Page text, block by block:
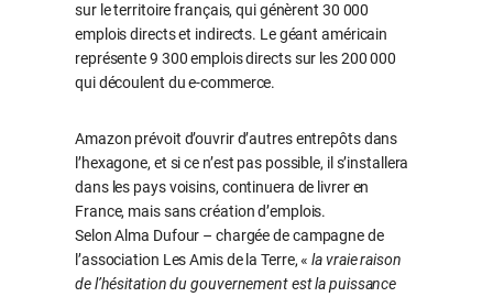
sur le territoire français, qui génèrent 30 000
emplois directs et indirects. Le géant américain
représente 9 300 emplois directs sur les 200 000
qui découlent du e-commerce.
Amazon prévoit d’ouvrir d’autres entrepôts dans
l’hexagone, et si ce n’est pas possible, il s’installera
dans les pays voisins, continuera de livrer en
France, mais sans création d’emplois.
Selon Alma Dufour – chargée de campagne de
l’association Les Amis de la Terre, «la vraie raison
de l’hésitation du gouvernement est la puissance